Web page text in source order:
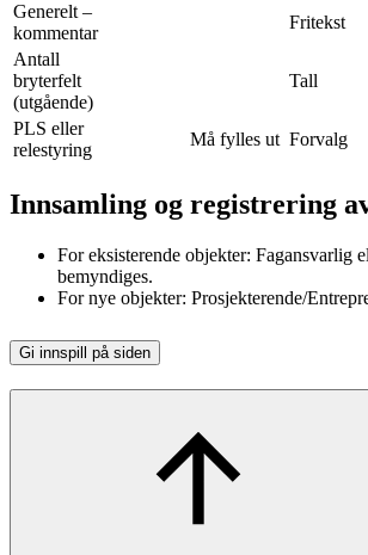
Generelt –
kommentar
Fritekst
Antall
bryterfelt
(utgående)
Tall
PLS eller
relestyring
Må fylles ut Forvalg
Innsamling og registrering
For eksisterende objekter: Fagansvarlig
bemyndiges.
For nye objekter: Prosjekterende/
Gi innspill på siden